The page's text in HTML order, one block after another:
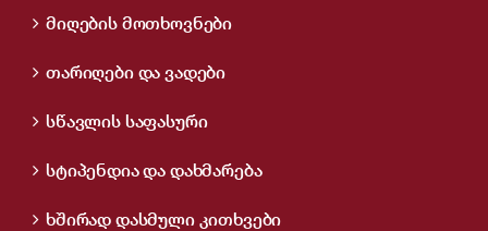
მიღების მოთხოვნები
თარიღები და ვადები
სწავლის საფასური
სტიპენდია და დახმარება
ხშირად დასმული კითხვები